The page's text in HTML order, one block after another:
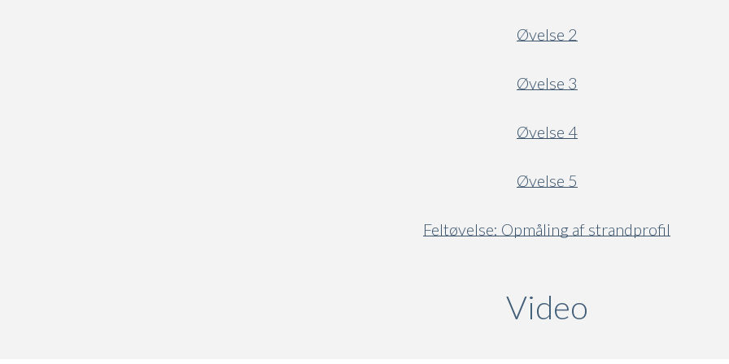
Øvelse 2
Øvelse 3
Øvelse 4
Øvelse 5
Feltøvelse: Opmåling af strandprofil
Video